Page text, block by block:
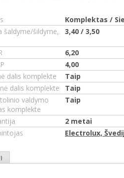
Komplektas /
šaldyme/šildyme,
3,40 / 3,50
6,20
4,00
dalis komplekte
Taip
dalis komplekte
Taip
valdymo
komplekte
Taip
2 metai
Electrolux,